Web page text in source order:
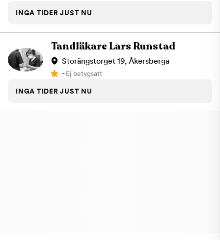
INGA TIDER JUST NU
Tandläkare Lars Runstad
Storängstorget 19, Åkersberga
-Ej betygsatt
INGA TIDER JUST NU